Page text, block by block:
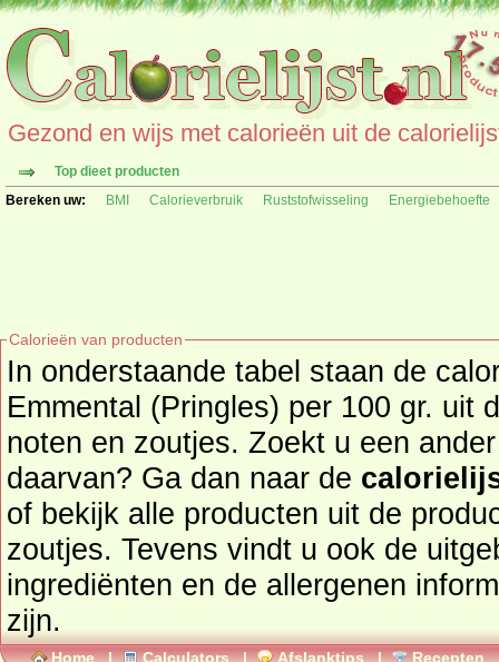
Gezond en wijs met calorieën uit de
Top dieet producten
Bereken uw:
BMI Calorieverbruik Ruststofwisseling Energiebehoefte
Calorieën van producten
In onderstaande tabel staan de
Emmental (Pringles) per 100 gr. uit
noten en zoutjes. Zoekt u een ander product en de calorieën
daarvan? Ga dan naar de
of bekijk alle producten uit de
zoutjes. Tevens vindt u ook de uitgebreide calorie informatie,
ingrediënten en de allergenen
zijn.
Home | Calculators | Afslanktips | Recepten